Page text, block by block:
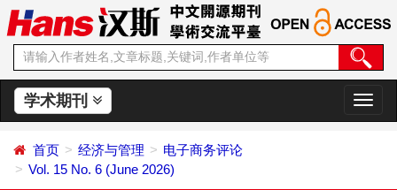
学术期刊
切
换
首页 经济与管理
电子商务评论
Vol. 15 No. 6 (June 2026)